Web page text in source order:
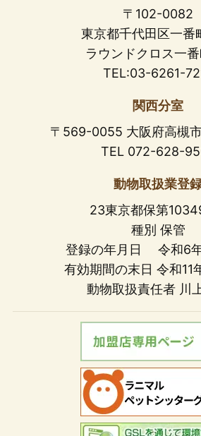
〒102-0082
東京都千代田区一番
ラウンドクロス一
TEL:03-6261-
関西分室
〒569-0055 大阪府高槻
TEL 072-628-
動物取扱業登
23東京都保第
種別 保管
登録の年月日 令和6
有効期間の末日 令和11
動物取扱責任者 川